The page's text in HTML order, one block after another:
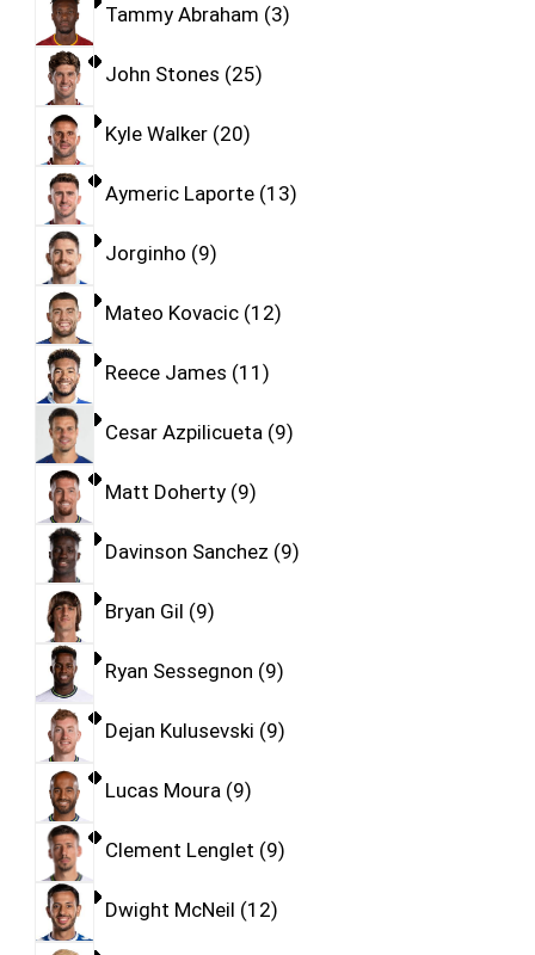
Tammy Abraham 3
John Stones 25
Kyle Walker 20
Aymeric Laporte 13
Jorginho 9
Mateo Kovacic 12
Reece James 11
Cesar Azpilicueta 9
Matt Doherty 9
Davinson Sanchez 9
Bryan Gil 9
Ryan Sessegnon 9
Dejan Kulusevski 9
Lucas Moura 9
Clement Lenglet 9
Dwight McNeil 12